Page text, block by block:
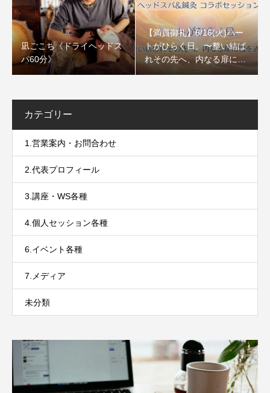
凪ごこち《ドライヘッドス
パ60分》
【満員御礼】6/16(火)ハー
トがひらく日。〜整い結ば
れその先へ、内なる扉に風
を通すセッション〜
カテゴリー
1.営業案内・お問合わせ
2.代表プロフィール
3.講座・WS各種
4.個人セッション各種
6.イベント各種
7.メディア
未分類